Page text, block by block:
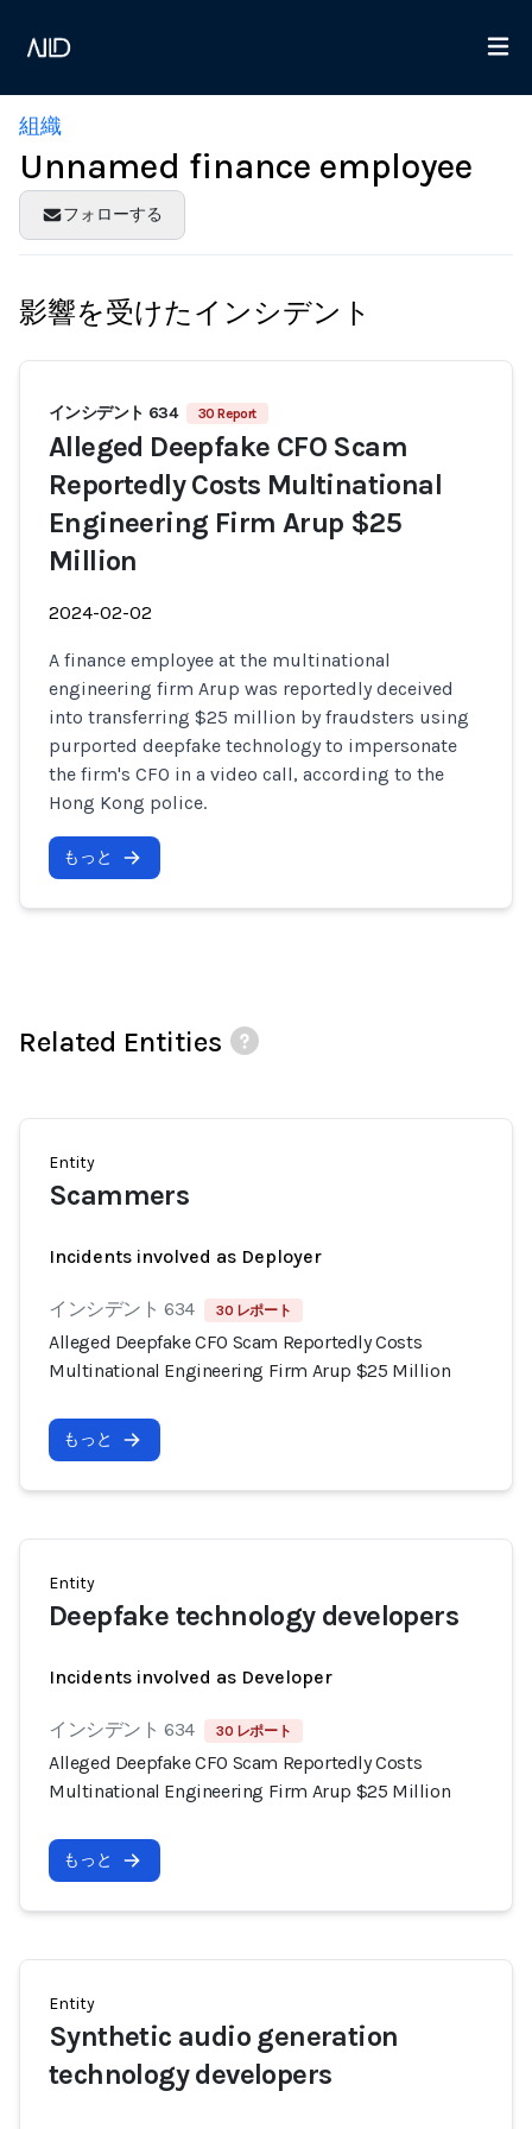
組織
Unnamed finance employee
フォローする
影響を受けたインシデント
インシデント 634 30 Report
Alleged Deepfake CFO Scam
Reportedly Costs Multinational
Engineering Firm Arup $25
Million
2024-02-02
A finance employee at the multinational
engineering firm Arup was reportedly deceived
into transferring $25 million by fraudsters using
purported deepfake technology to impersonate
the firm's CFO in a video call, according to the
Hong Kong police.
もっと
Related Entities
Entity
Scammers
Incidents involved as Deployer
インシデント 634 30 レポート
Alleged Deepfake CFO Scam Reportedly Costs
Multinational Engineering Firm Arup $25 Million
もっと
Entity
Deepfake technology developers
Incidents involved as Developer
インシデント 634 30 レポート
Alleged Deepfake CFO Scam Reportedly Costs
Multinational Engineering Firm Arup $25 Million
もっと
Entity
Synthetic audio generation
technology developers